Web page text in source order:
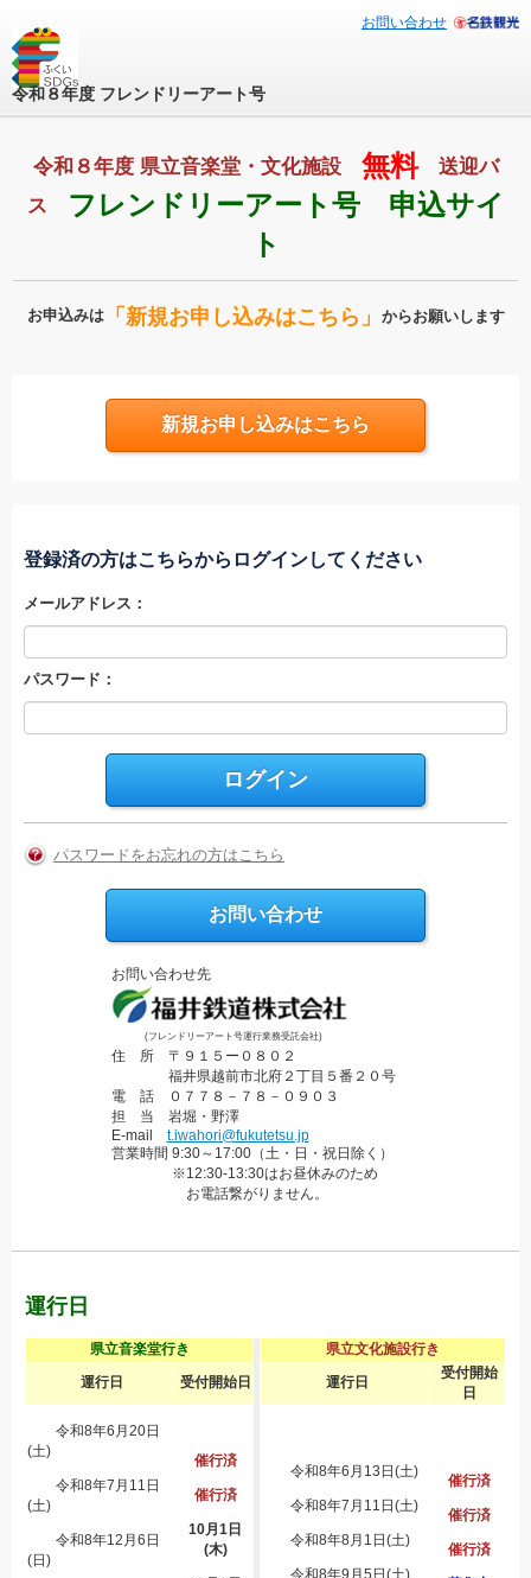
お問い合わせ
令和８年度 フレンドリーアート号
登録済の方はこちらからログインしてください
メールアドレス：
パスワード：
パスワードをお忘れの方はこちら